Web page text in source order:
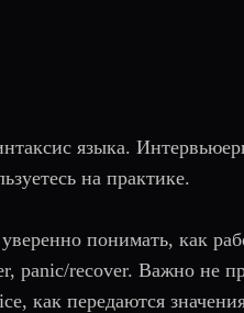
языка.
на практике.
понимать, как
panic/recover. Важно не
как передаются